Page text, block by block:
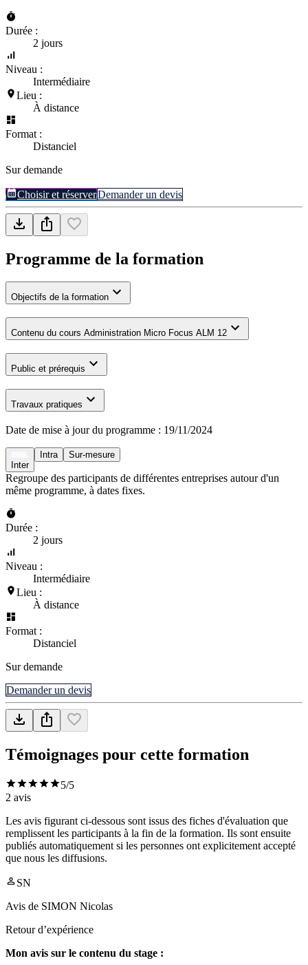
Durée :
2 jours
Niveau :
Intermédiaire
Lieu :
À distance
Format :
Distanciel
Sur demande
Choisir et réserverDemander un devis
Programme de la formation
Objectifs de la formation
Contenu du cours Administration Micro Focus ALM 12
Public et prérequis
Travaux pratiques
Date de mise à jour du programme : 19/11/2024
Inter
Intra Sur-mesure
Regroupe des participants de différentes entreprises autour d'un
même programme, à dates fixes.
Durée :
2 jours
Niveau :
Intermédiaire
Lieu :
À distance
Format :
Distanciel
Sur demande
Demander un devis
Témoignages pour cette formation
5/5
2 avis
Les avis figurant ci-dessous sont issus des fiches d'évaluation que
remplissent les participants à la fin de la formation. Ils sont ensuite
publiés automatiquement si les personnes ont explicitement accepté
que nous les diffusions.
SN
Avis de SIMON Nicolas
Retour d’expérience
Mon avis sur le contenu du stage :